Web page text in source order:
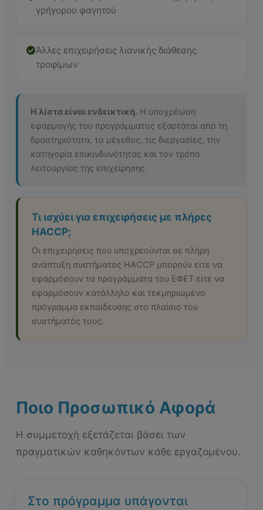
γρήγορου φαγητού
Άλλες επιχειρήσεις λιανικής διάθεσης
τροφίμων
Η λίστα είναι ενδεικτική. Η υποχρέωση
εφαρμογής του προγράμματος εξαρτάται από τη
δραστηριότητα, το μέγεθος, τις διεργασίες, την
κατηγορία επικινδυνότητας και τον τρόπο
λειτουργίας της επιχείρησης.
Τι ισχύει για επιχειρήσεις με πλήρες
HACCP;
Οι επιχειρήσεις που υποχρεούνται σε πλήρη
ανάπτυξη συστήματος HACCP μπορούν είτε να
εφαρμόσουν τα προγράμματα του ΕΦΕΤ είτε να
εφαρμόσουν κατάλληλο και τεκμηριωμένο
πρόγραμμα εκπαίδευσης στο πλαίσιο του
συστήματός τους.
Ποιο Προσωπικό Αφορά
Η συμμετοχή εξετάζεται βάσει των
πραγματικών καθηκόντων κάθε εργαζομένου.
Στο πρόγραμμα υπάγονται